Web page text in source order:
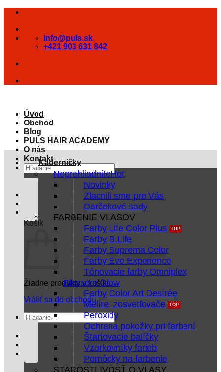
Skip
content
info@puls.sk
+421 903 631 842
Úvod
Obchod
Blog
PULS HAIR ACADEMY
O nás
Kontakt
Hľadať:
Košík
Žiadne produkty v košíku.
Vrátiť sa do obchodu
Hľadať:
Kaderníčky
Neprehliadnite
Novinky
Zlacnili sme pre Vás
Darčekové sady
FARBENIE VLASOV
Farby Life Color Plus
Farby B.Life
Farby Suprema Color
Farby Eve Experience
Tónovacie farby Omniplex
Blossom Glow
Farby Color Art Desírée
Melíre, zosvetľovače
Peroxidy
Ochrana pokožky pri farbení
Štartovacie balíčky
Vzorkovníky farieb
Pomôcky na farbenie
STAROSTLIVOSŤ O VLASY